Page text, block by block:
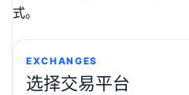
式。
EXCHANGES
选择交易平台